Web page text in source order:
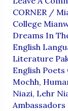
CORNER/
College
Dreams In
English
Literature
English Poets
Mochh,
Niazi, Lehr